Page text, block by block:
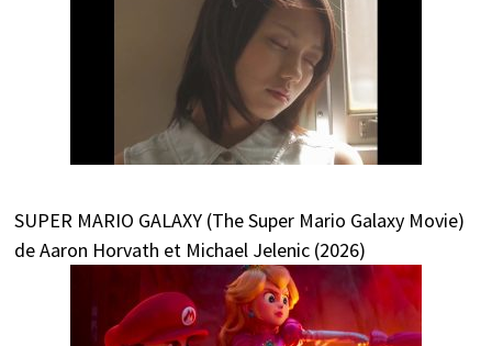
SUPER MARIO GALAXY (The Super Mario Galaxy Movie)
de Aaron Horvath et Michael Jelenic (2026)